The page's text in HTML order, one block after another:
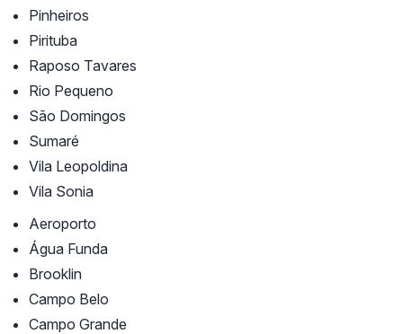
Pinheiros
Pirituba
Raposo Tavares
Rio Pequeno
São Domingos
Sumaré
Vila Leopoldina
Vila Sonia
Aeroporto
Água Funda
Brooklin
Campo Belo
Campo Grande